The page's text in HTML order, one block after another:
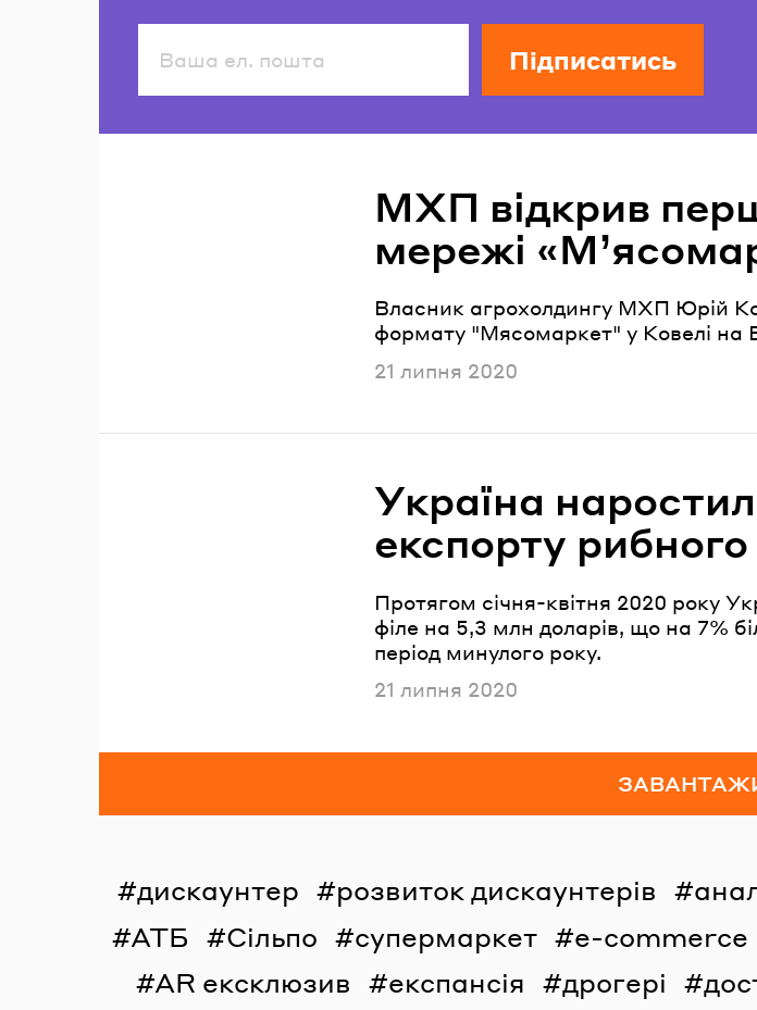
Підписатись
МХП відкрив
мережі
Власник агрохолдингу МХП Юрій
формату "Мясомаркет" у Ковелі на
Опубліковано
21 липня 2020
Україна
експорту
Протягом січня-квітня 2020 року
філе на 5,3 млн доларів, що на 7%
період минулого року.
Опубліковано
21 липня 2020
дискаунтер розвиток дискаунтерів
АТБ
Сільпо супермаркет e-commerce
AR ексклюзив
експансія дрогері